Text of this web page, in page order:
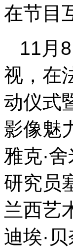
在节目
11月
视，在
动仪式
影像魅
雅克·
研究员
兰西艺
迪埃·